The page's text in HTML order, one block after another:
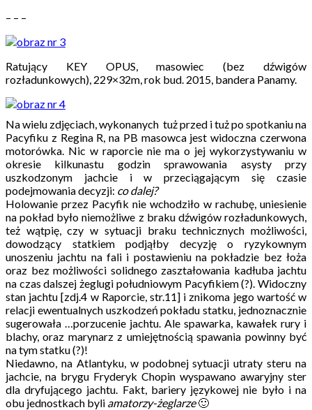
– – –
Ratujący KEY OPUS, masowiec (bez dźwigów
rozładunkowych), 229×32m, rok bud. 2015, bandera Panamy.
Na wielu zdjęciach, wykonanych tuż przed i tuż po spotkaniu na
Pacyfiku z Regina R, na PB masowca jest widoczna czerwona
motorówka. Nic w raporcie nie ma o jej wykorzystywaniu w
okresie kilkunastu godzin sprawowania asysty przy
uszkodzonym jachcie i w przeciągającym się czasie
podejmowania decyzji: co dalej?
Holowanie przez Pacyfik nie wchodziło w rachubę, uniesienie
na pokład było niemożliwe z braku dźwigów rozładunkowych,
też wątpię, czy w sytuacji braku technicznych możliwości,
dowodzący statkiem podjąłby decyzję o ryzykownym
unoszeniu jachtu na fali i postawieniu na pokładzie bez łoża
oraz bez możliwości solidnego zaształowania kadłuba jachtu
na czas dalszej żeglugi południowym Pacyfikiem (?). Widoczny
stan jachtu [zdj.4 w Raporcie, str.11] i znikoma jego wartość w
relacji ewentualnych uszkodzeń pokładu statku, jednoznacznie
sugerowała …porzucenie jachtu. Ale spawarka, kawałek rury i
blachy, oraz marynarz z umiejętnością spawania powinny być
na tym statku (?)!
Niedawno, na Atlantyku, w podobnej sytuacji utraty steru na
jachcie, na brygu Fryderyk Chopin wyspawano awaryjny ster
dla dryfującego jachtu. Fakt, bariery językowej nie było i na
obu jednostkach byli amatorzy-żeglarze🙂